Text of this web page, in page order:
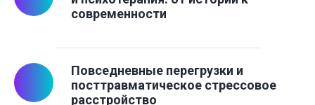
современности
Повседневные перегрузки и
посттравматическое стрессовое
расстройство